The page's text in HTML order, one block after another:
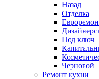
Назад
Отделка
Под ключ
Черновой
Ремонт кухни